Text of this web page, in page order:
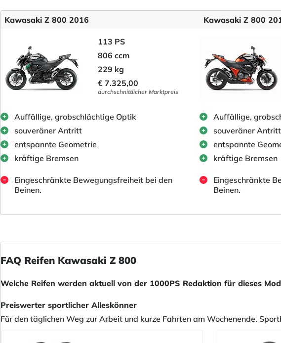
Kawasaki Z 800 2016
113 PS
806 ccm
229 kg
€ 7.325,00
durchschnittlicher Marktpreis
Auffällige, grobschlächtige Optik
souveräner Antritt
entspannte Geometrie
kräftige Bremsen
Eingeschränkte Bewegungsfreiheit bei den
Beinen.
Kawasaki Z 800
Auffällige,
souveräner Antritt
entspannte
kräftige Bremsen
Eingeschränkte
Beinen.
FAQ Reifen Kawasaki Z 800
Welche Reifen werden aktuell von der 1000PS Redaktion für dieses
Preiswerter sportlicher Alleskönner
Für den täglichen Weg zur Arbeit und kurze Fahrten am Wochenende.